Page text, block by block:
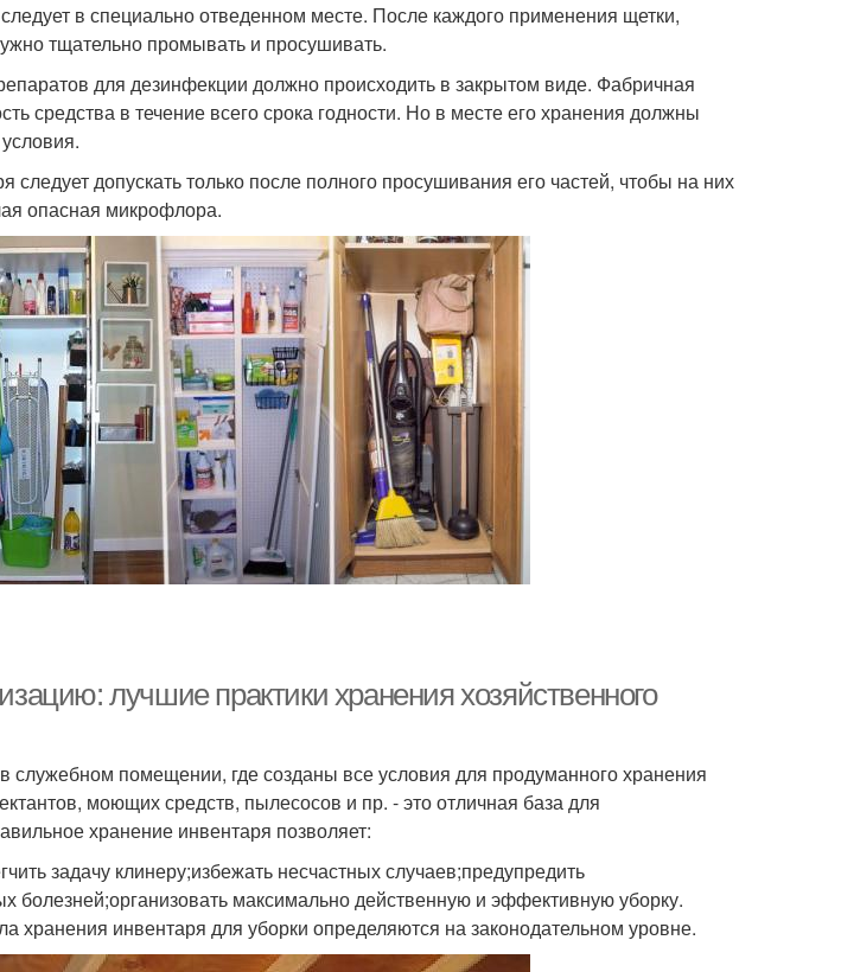
в специально отведенном месте. После каждого применения щетки,
тщательно промывать и просушивать.
для дезинфекции должно происходить в закрытом виде. Фабричная
средства в течение всего срока годности. Но в месте его хранения должны
следует допускать только после полного просушивания его частей, чтобы на них
опасная микрофлора.
лучшие практики хранения хозяйственного
служебном помещении, где созданы все условия для продуманного хранения
моющих средств, пылесосов и пр. - это отличная база для
хранение инвентаря позволяет:
задачу клинеру;избежать несчастных случаев;предупредить
болезней;организовать максимально действенную и эффективную уборку.
хранения инвентаря для уборки определяются на законодательном уровне.